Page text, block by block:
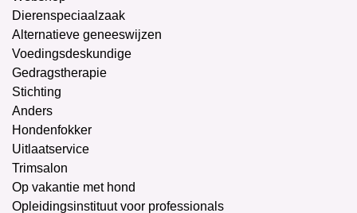
Dierenspeciaalzaak
Alternatieve geneeswijzen
Voedingsdeskundige
Gedragstherapie
Stichting
Anders
Hondenfokker
Uitlaatservice
Trimsalon
Op vakantie met hond
Opleidingsinstituut voor professionals